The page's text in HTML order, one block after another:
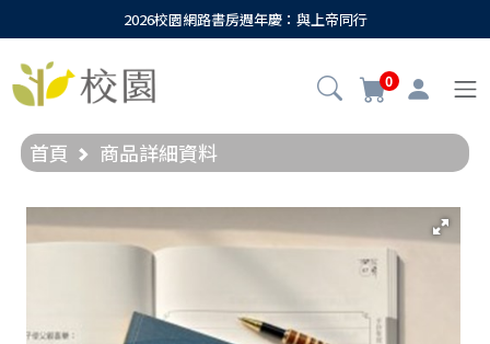
2026校園網路書房週年慶：與上帝同行
0
首頁 商品詳細資料